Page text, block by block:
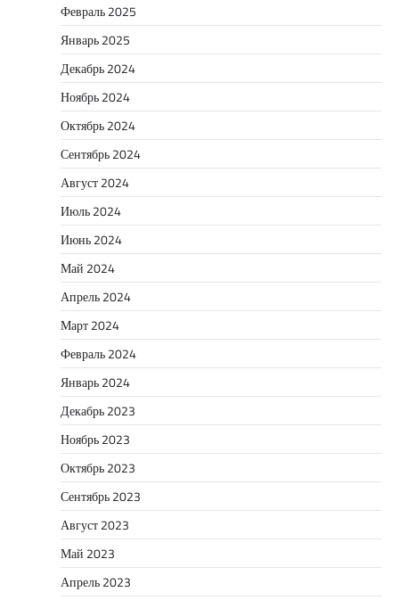
Февраль 2025
Январь 2025
Декабрь 2024
Ноябрь 2024
Октябрь 2024
Сентябрь 2024
Август 2024
Июль 2024
Июнь 2024
Май 2024
Апрель 2024
Март 2024
Февраль 2024
Январь 2024
Декабрь 2023
Ноябрь 2023
Октябрь 2023
Сентябрь 2023
Август 2023
Май 2023
Апрель 2023